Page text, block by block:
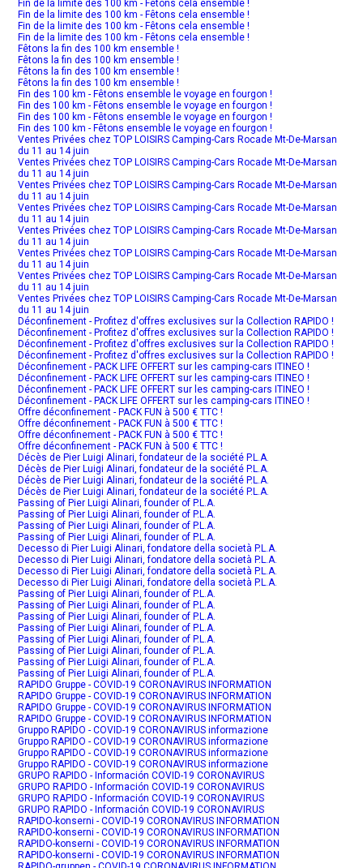
Fin de la limite des 100 km - Fêtons cela ensemble !
Fin de la limite des 100 km - Fêtons cela ensemble !
Fin de la limite des 100 km - Fêtons cela ensemble !
Fin de la limite des 100 km - Fêtons cela ensemble !
Fêtons la fin des 100 km ensemble !
Fêtons la fin des 100 km ensemble !
Fêtons la fin des 100 km ensemble !
Fêtons la fin des 100 km ensemble !
Fin des 100 km - Fêtons ensemble le voyage en fourgon !
Fin des 100 km - Fêtons ensemble le voyage en fourgon !
Fin des 100 km - Fêtons ensemble le voyage en fourgon !
Fin des 100 km - Fêtons ensemble le voyage en fourgon !
Ventes Privées chez TOP LOISIRS Camping-Cars Rocade Mt-De-Marsan
du 11 au 14 juin
Ventes Privées chez TOP LOISIRS Camping-Cars Rocade Mt-De-Marsan
du 11 au 14 juin
Ventes Privées chez TOP LOISIRS Camping-Cars Rocade Mt-De-Marsan
du 11 au 14 juin
Ventes Privées chez TOP LOISIRS Camping-Cars Rocade Mt-De-Marsan
du 11 au 14 juin
Ventes Privées chez TOP LOISIRS Camping-Cars Rocade Mt-De-Marsan
du 11 au 14 juin
Ventes Privées chez TOP LOISIRS Camping-Cars Rocade Mt-De-Marsan
du 11 au 14 juin
Ventes Privées chez TOP LOISIRS Camping-Cars Rocade Mt-De-Marsan
du 11 au 14 juin
Ventes Privées chez TOP LOISIRS Camping-Cars Rocade Mt-De-Marsan
du 11 au 14 juin
Déconfinement - Profitez d'offres exclusives sur la Collection RAPIDO !
Déconfinement - Profitez d'offres exclusives sur la Collection RAPIDO !
Déconfinement - Profitez d'offres exclusives sur la Collection RAPIDO !
Déconfinement - Profitez d'offres exclusives sur la Collection RAPIDO !
Déconfinement - PACK LIFE OFFERT sur les camping-cars ITINEO !
Déconfinement - PACK LIFE OFFERT sur les camping-cars ITINEO !
Déconfinement - PACK LIFE OFFERT sur les camping-cars ITINEO !
Déconfinement - PACK LIFE OFFERT sur les camping-cars ITINEO !
Offre déconfinement - PACK FUN à 500 € TTC !
Offre déconfinement - PACK FUN à 500 € TTC !
Offre déconfinement - PACK FUN à 500 € TTC !
Offre déconfinement - PACK FUN à 500 € TTC !
Décès de Pier Luigi Alinari, fondateur de la société P.L.A.
Décès de Pier Luigi Alinari, fondateur de la société P.L.A.
Décès de Pier Luigi Alinari, fondateur de la société P.L.A.
Décès de Pier Luigi Alinari, fondateur de la société P.L.A.
Passing of Pier Luigi Alinari, founder of P.L.A.
Passing of Pier Luigi Alinari, founder of P.L.A.
Passing of Pier Luigi Alinari, founder of P.L.A.
Passing of Pier Luigi Alinari, founder of P.L.A.
Decesso di Pier Luigi Alinari, fondatore della società P.L.A.
Decesso di Pier Luigi Alinari, fondatore della società P.L.A.
Decesso di Pier Luigi Alinari, fondatore della società P.L.A.
Decesso di Pier Luigi Alinari, fondatore della società P.L.A.
Passing of Pier Luigi Alinari, founder of P.L.A.
Passing of Pier Luigi Alinari, founder of P.L.A.
Passing of Pier Luigi Alinari, founder of P.L.A.
Passing of Pier Luigi Alinari, founder of P.L.A.
Passing of Pier Luigi Alinari, founder of P.L.A.
Passing of Pier Luigi Alinari, founder of P.L.A.
Passing of Pier Luigi Alinari, founder of P.L.A.
Passing of Pier Luigi Alinari, founder of P.L.A.
RAPIDO Gruppe - COVID-19 CORONAVIRUS INFORMATION
RAPIDO Gruppe - COVID-19 CORONAVIRUS INFORMATION
RAPIDO Gruppe - COVID-19 CORONAVIRUS INFORMATION
RAPIDO Gruppe - COVID-19 CORONAVIRUS INFORMATION
Gruppo RAPIDO - COVID-19 CORONAVIRUS informazione
Gruppo RAPIDO - COVID-19 CORONAVIRUS informazione
Gruppo RAPIDO - COVID-19 CORONAVIRUS informazione
Gruppo RAPIDO - COVID-19 CORONAVIRUS informazione
GRUPO RAPIDO - Información COVID-19 CORONAVIRUS
GRUPO RAPIDO - Información COVID-19 CORONAVIRUS
GRUPO RAPIDO - Información COVID-19 CORONAVIRUS
GRUPO RAPIDO - Información COVID-19 CORONAVIRUS
RAPIDO-konserni - COVID-19 CORONAVIRUS INFORMATION
RAPIDO-konserni - COVID-19 CORONAVIRUS INFORMATION
RAPIDO-konserni - COVID-19 CORONAVIRUS INFORMATION
RAPIDO-konserni - COVID-19 CORONAVIRUS INFORMATION